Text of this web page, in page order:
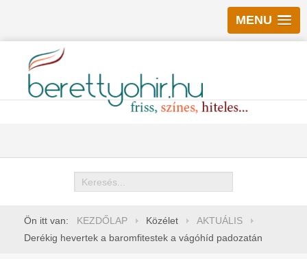
MENU
Keresés
Ön itt van: KEZDŐLAP Közélet
AKTUÁLIS
Derékig hevertek a baromfitestek a vágóhíd padozatán